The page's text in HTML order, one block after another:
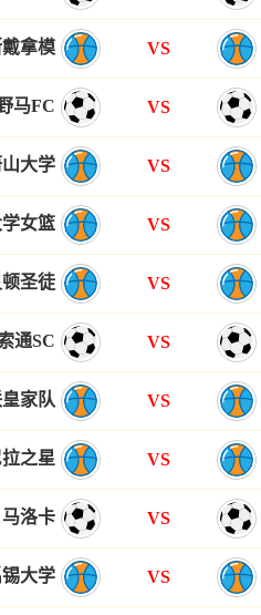
拿模 VS
马FC VS
大学 VS
女篮 VS
圣徒 VS
通SC VS
家队 VS
之星 VS
马洛卡 VS
大学 VS